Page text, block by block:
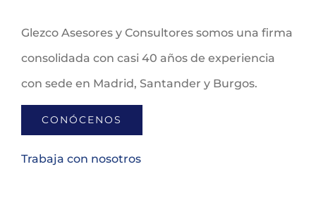
Glezco Asesores y Consultores somos una firma
consolidada con casi 40 años de experiencia
con sede en Madrid, Santander y Burgos.
CONÓCENOS
Trabaja con nosotros